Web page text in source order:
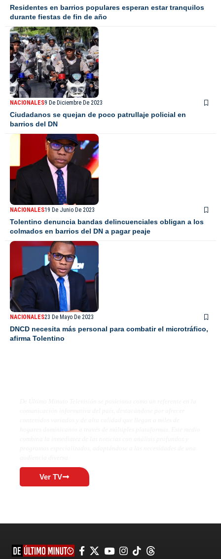
Residentes en barrios populares esperan estar tranquilos
durante fiestas de fin de año
NACIONALES9 De Diciembre De 2023
Ciudadanos se quejan de poco patrullaje policial en
barrios del DN
NACIONALES19 De Junio De 2023
Tolentino denuncia bandas delincuenciales obligan a los
colmados en barrios del DN a pagar peaje
NACIONALES23 De Mayo De 2023
DNCD necesita más personal para combatir el microtráfico,
afirma Tolentino
Ver TV